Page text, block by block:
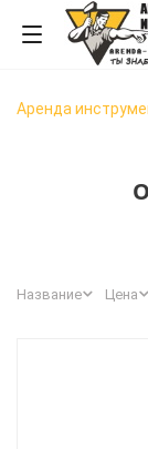
Аренда
Название Цена